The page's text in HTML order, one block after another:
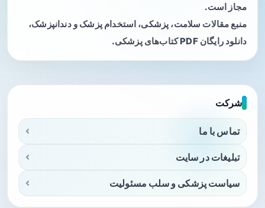
مجاز است.
منبع مقالات سلامت، پزشکی، استخدام پزشک و دندانپزشک،
دانلود رایگان PDF کتاب‌های پزشکی.
شرکت
تماس با ما
تبلیغات در سایت
سیاست پزشکی و سلب مسئولیت